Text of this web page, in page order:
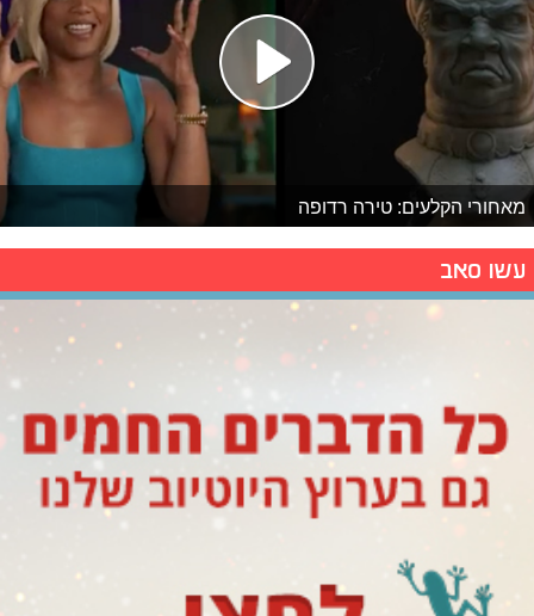
מאחורי הקלעים: טירה רדופה
עשו סאב